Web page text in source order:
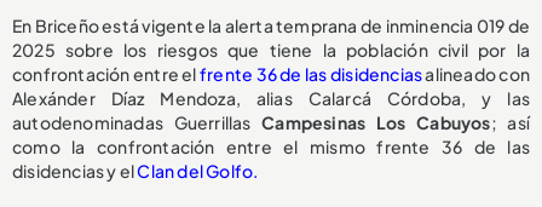
En Briceño está vigente la alerta temprana de inminencia 019 de
2025 sobre los riesgos que tiene la población civil por la
confrontación entre elfrente 36 de las disidenciasalineado con
Alexánder Díaz Mendoza, alias Calarcá Córdoba, y las
autodenominadas GuerrillasCampesinas Los Cabuyos; así
como la confrontación entre el mismo frente 36 de las
disidencias y elClan del Golfo.